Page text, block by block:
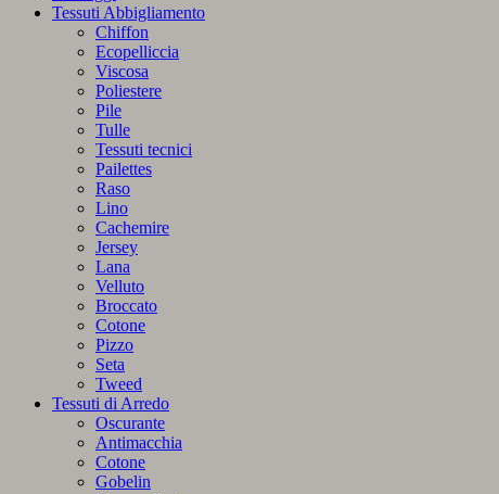
Tessuti Abbigliamento
Chiffon
Ecopelliccia
Viscosa
Poliestere
Pile
Tulle
Tessuti tecnici
Pailettes
Raso
Lino
Cachemire
Jersey
Lana
Velluto
Broccato
Cotone
Pizzo
Seta
Tweed
Tessuti di Arredo
Oscurante
Antimacchia
Cotone
Gobelin